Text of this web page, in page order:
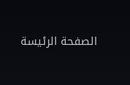
الصفحة الرئيسة